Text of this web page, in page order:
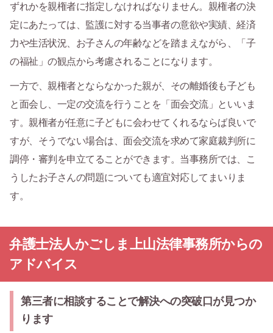
ずれかを親権者に指定しなければなりません。親権者の決
定にあたっては、監護に対する当事者の意欲や実績、経済
力や生活状況、お子さんの年齢などを踏まえながら、「子
の福祉」の観点から考慮されることになります。
一方で、親権者とならなかった親が、その離婚後も子ども
と面会し、一定の交流を行うことを「面会交流」といいま
す。親権者が任意に子どもに会わせてくれるならば良いで
すが、そうでない場合は、面会交流を求めて家庭裁判所に
調停・審判を申立てることができます。当事務所では、こ
うしたお子さんの問題についても適宜対応してまいりま
す。
弁護士法人かごしま上山法律事務所からの
アドバイス
第三者に相談することで解決への突破口が見つか
ります